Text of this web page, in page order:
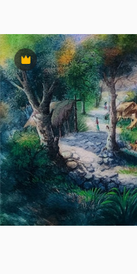
Premium